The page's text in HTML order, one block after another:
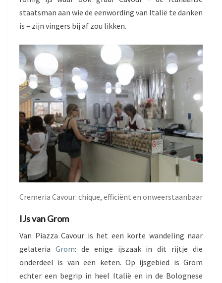
staatsman aan wie de eenwording van Italië te danken
is – zijn vingers bij af zou likken.
Cremeria Cavour: chique, efficiënt en onweerstaanbaar
IJs van Grom
Van Piazza Cavour is het een korte wandeling naar
gelateria Grom: de enige ijszaak in dit rijtje die
onderdeel is van een keten. Op ijsgebied is Grom
echter een begrip in heel Italië en in de Bolognese